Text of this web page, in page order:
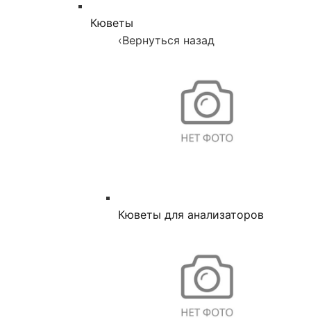
Кюветы
‹Вернуться назад
Кюветы для анализаторов